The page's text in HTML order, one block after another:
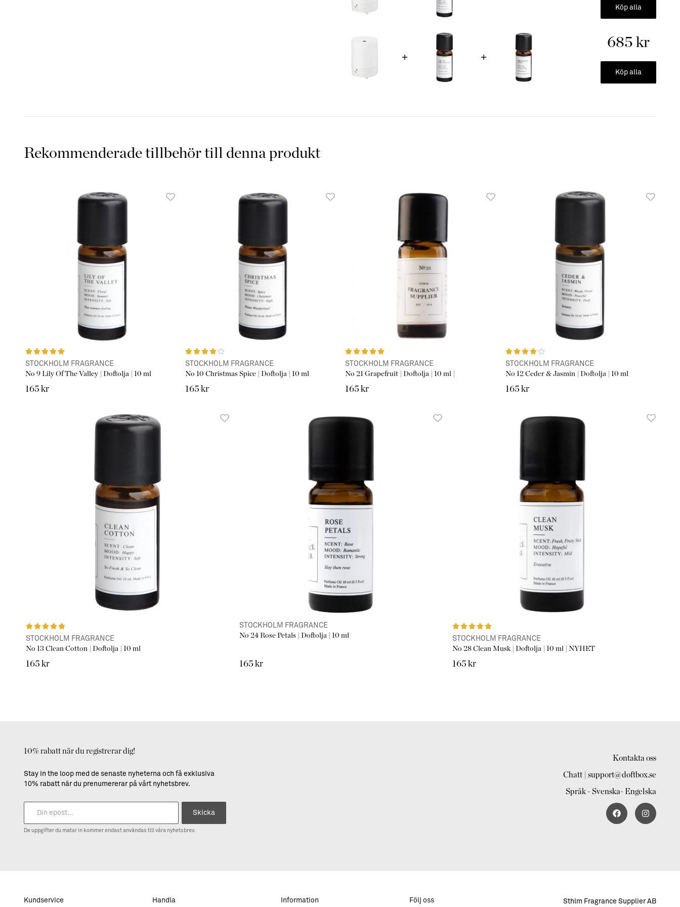
Mini fan Diffuser använder inget vatten utan du doftsätter pads och adderar i den där
doften sprids genom fläkt. Detta paket innehåller 7 doftfria pads i papper som du kan
doftsätta med din favorit doft av doftoljor eller eteriska oljor.Fläkten har 2 olika nivåer
som styr hur mycket eller lite doft du önskar. .
Funktioner:
• Uttag: USB eller batteridriven
• Paket: Box med alla tillbehör.
• Tillverkare: Serena House
Köp alla
685 kr
Köp alla
Rekommenderade tillbehör till denna produkt
STOCKHOLM FRAGRANCE
No 9 Lily Of The Valley | Doftolja | 10 ml
165 kr
STOCKHOLM FRAGRANCE
No 10 Christmas Spice | Doftolja | 10 ml
165 kr
STOCKHOLM FRAGRANCE
No 21 Grapefruit | Doftolja | 10 ml |
165 kr
STOCKHOLM FRAGRANCE
No 12 Ceder & Jasmin | Doftolja | 10 ml
165 kr
STOCKHOLM FRAGRANCE
No 13 Clean Cotton | Doftolja | 10 ml
165 kr
STOCKHOLM FRAGRANCE
No 24 Rose Petals | Doftolja | 10 ml
165 kr
STOCKHOLM FRAGRANCE
No 28 Clean Musk | Doftolja | 10 ml | NYHET
165 kr
10% rabatt när du registrerar dig!
Stay in the loop med de senaste nyheterna och få exklusiva
10% rabatt när du prenumererar på vårt nyhetsbrev.
Skicka
De uppgifter du matar in kommer endast användas till våra nyhetsbrev.
Kontakta oss
Chatt | support@doftbox.se
Språk - Svenska- Engelska
Kundservice Handla Information Följ oss Sthlm Fragrance Supplier AB